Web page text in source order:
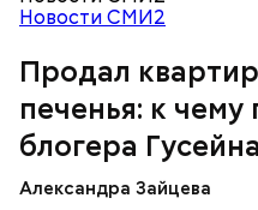
Новости СМИ2
Продал
печенья: к
блогера
Александра Зайцева